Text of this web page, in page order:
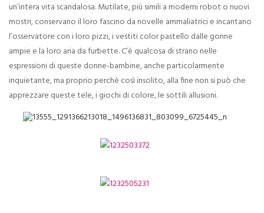
un’intera vita scandalosa. Mutilate, più simili a moderni robot o nuovi
mostri, conservano il loro fascino da novelle ammaliatrici e incantano
l’osservatore con i loro pizzi, i vestiti color pastello dalle gonne
ampie e la loro aria da furbette. C’è qualcosa di strano nelle
espressioni di queste donne-bambine, anche particolarmente
inquietante, ma proprio perchè così insolito, alla fine non si può che
apprezzare queste tele, i giochi di colore, le sottili allusioni.